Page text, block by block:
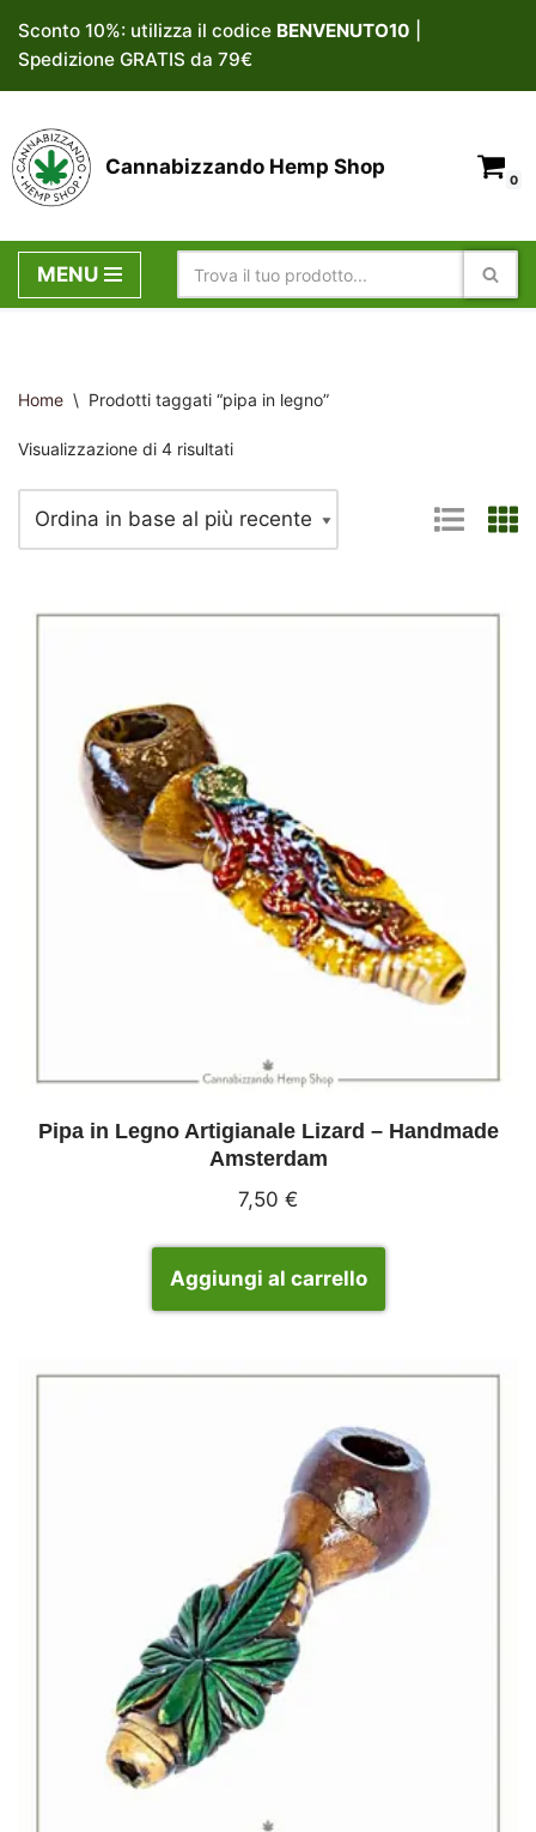
Vai
al
contenuto
Sconto 10%: utilizza il codice BENVENUTO10
Spedizione GRATIS da 79€
Cannabizzando Hemp Shop
0
MENU
Home \ Prodotti taggati “pipa in legno”
Visualizzazione di 4 risultati
Pipa in Legno Artigianale Lizard – Handmade
Amsterdam
7,50 €
Aggiungi al carrello